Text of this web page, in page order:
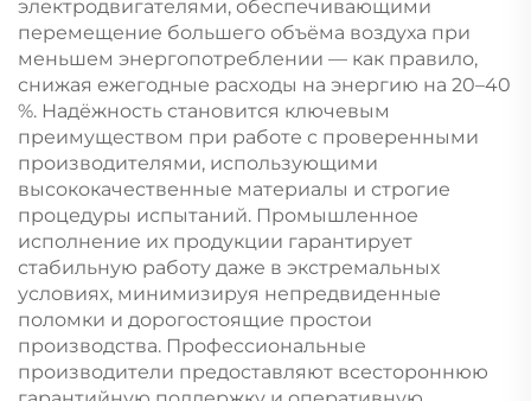
электродвигателями, обеспечивающими
перемещение большего объёма воздуха при
меньшем энергопотреблении — как правило,
снижая ежегодные расходы на энергию на 20–40
%. Надёжность становится ключевым
преимуществом при работе с проверенными
производителями, использующими
высококачественные материалы и строгие
процедуры испытаний. Промышленное
исполнение их продукции гарантирует
стабильную работу даже в экстремальных
условиях, минимизируя непредвиденные
поломки и дорогостоящие простои
производства. Профессиональные
производители предоставляют всестороннюю